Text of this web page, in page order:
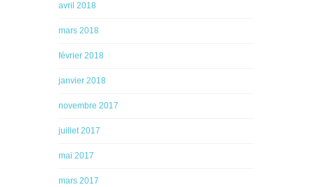
avril 2018
mars 2018
février 2018
janvier 2018
novembre 2017
juillet 2017
mai 2017
mars 2017